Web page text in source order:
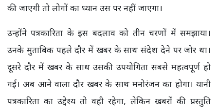
की जाएगी तो लोगों का ध्यान उस पर नहीं जाएगा।
उन्होंने पत्रकारिता के इस बदलाव को तीन चरणों में समझाया।
उनके मुताबिक पहले दौर में खबर के साथ संदेश देने पर जोर था।
दूसरे दौर में खबर के साथ उसकी उपयोगिता सबसे महत्वपूर्ण हो
गई। अब आने वाला दौर खबर के साथ मनोरंजन का होगा। यानी
पत्रकारिता का उद्देश्य तो वही रहेगा, लेकिन खबरों की प्रस्तुति